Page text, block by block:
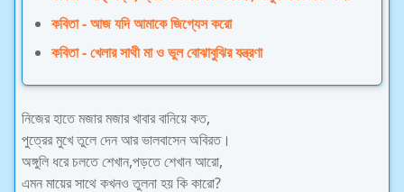
কবিতা - আজ যদি আমাকে জিগ্যেস করো
কবিতা - খেলার সাথী মা ও ভুল বোঝাবুঝির যন্ত্রণা
নিজের হাতে মজার মজার খাবার বানিয়ে কত,
পুত্রের মুখে তুলে দেন আর ভালবাসেন অবিরত।
অঙ্গুলি ধরে চলতে শেখান,পড়তে শেখান আরো,
এমন মায়ের সাথে কখনও তুলনা হয় কি কারো?